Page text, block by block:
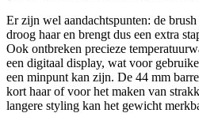
Er zijn wel aandachtspunten: de
droog haar en brengt dus een extra
Ook ontbreken precieze
een digitaal display, wat voor
een minpunt kan zijn. De 44 mm
kort haar of voor het maken van
langere styling kan het gewicht